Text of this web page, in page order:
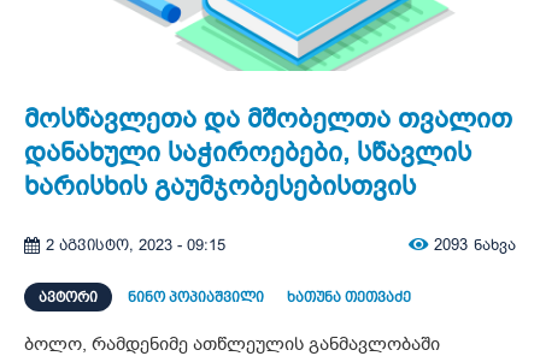
მოსწავლეთა და მშობელთა თვალით
დანახული საჭიროებები, სწავლის
ხარისხის გაუმჯობესებისთვის
2 აგვისტო, 2023 - 09:15 2093 ნახვა
ᲐᲕᲢᲝᲠᲘ ნინო პოპიაშვილი ხათუნა თეთვაძე
ბოლო, რამდენიმე ათწლეულის განმავლობაში